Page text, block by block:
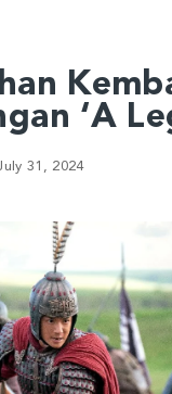
‘A
31, 2024